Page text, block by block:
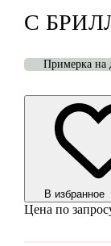
С
Примерка на
В избранноe
Цена по